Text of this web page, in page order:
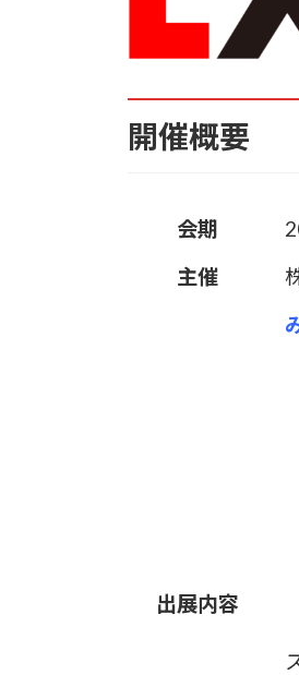
開催概要
会期
主催
出展内容